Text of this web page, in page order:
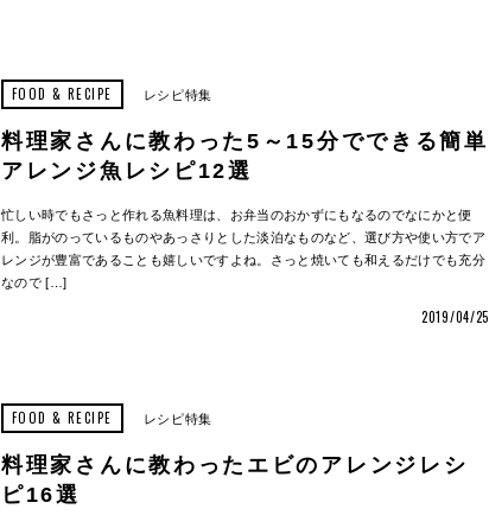
FOOD & RECIPE レシピ特集
料理家さんに教わった5～15分でできる簡単
アレンジ魚レシピ12選
忙しい時でもさっと作れる魚料理は、お弁当のおかずにもなるのでなにかと便
利。脂がのっているものやあっさりとした淡泊なものなど、選び方や使い方でア
レンジが豊富であることも嬉しいですよね。さっと焼いても和えるだけでも充分
なので […]
2019/04/25
FOOD & RECIPE レシピ特集
料理家さんに教わったエビのアレンジレシ
ピ16選